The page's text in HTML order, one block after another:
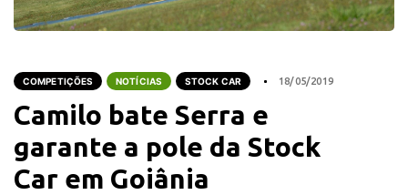
COMPETIÇÕES NOTÍCIAS STOCK CAR 18/05/2019
Camilo bate Serra e
garante a pole da Stock
Car em Goiânia